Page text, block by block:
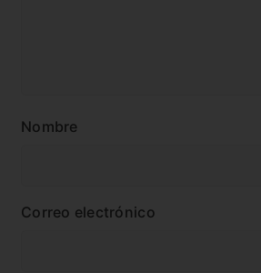
Nombre
Correo electrónico